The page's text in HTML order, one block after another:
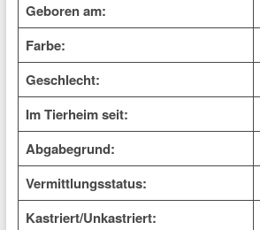
Geboren am:
Farbe:
Geschlecht:
Im Tierheim seit:
Abgabegrund:
Vermittlungsstatus:
Kastriert/Unkastriert: